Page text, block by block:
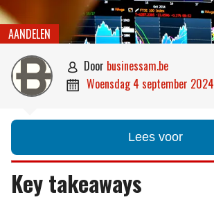
AANDELEN
 door businessam.be
 woensdag 4 september 2024
Lees voor
Key takeaways